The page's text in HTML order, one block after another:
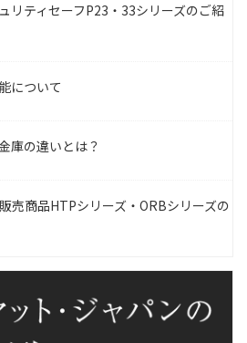
リティセーフP23・33シリーズのご紹
について
庫の違いとは？
売商品HTPシリーズ・ORBシリーズの